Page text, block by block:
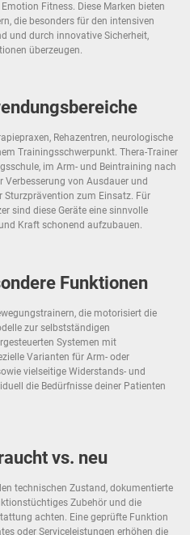
Fitness. Diese Marken bieten
die besonders für den intensiven
und durch innovative Sicherheit,
überzeugen.
Rehazentren, neurologische
Trainingsschwerpunkt. Thera-Trainer
im Arm- und Beintraining nach
Verbesserung von Ausdauer und
Sturzprävention zum Einsatz. Für
sind diese Geräte eine sinnvolle
Kraft schonend aufzubauen.
Funktionen
die motorisiert die
zur selbstständigen
Systemen mit
Varianten für Arm- oder
vielseitige Widerstands- und
die Bedürfnisse deiner Patienten
vs. neu
technischen Zustand, dokumentierte
Zubehör und die
achten. Eine geprüfte Funktion
oder Serviceleistungen erhöhen die